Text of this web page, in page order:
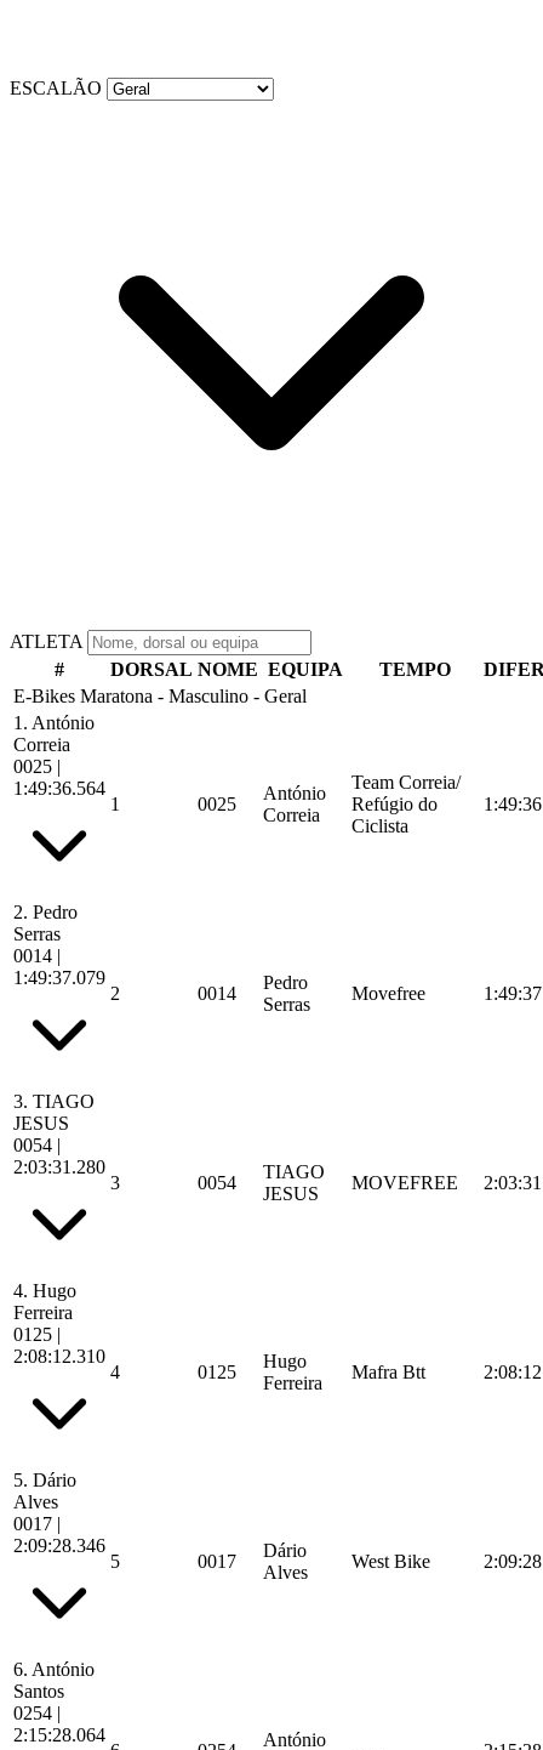
ESCALÃO
ATLETA
#
DORSAL NOME EQUIPA TEMPO
E-Bikes Maratona - Masculino - Geral
1. António
Correia
0025 |
1:49:36.564
1 0025
António
Correia
Team Correia/
Refúgio do
Ciclista
2. Pedro
Serras
0014 |
1:49:37.079
2 0014
Pedro
Serras
Movefree
3. TIAGO
JESUS
0054 |
2:03:31.280
3 0054
TIAGO
JESUS
MOVEFREE
4. Hugo
Ferreira
0125 |
2:08:12.310
4 0125
Hugo
Ferreira
Mafra Btt
5. Dário
Alves
0017 |
2:09:28.346
5 0017
Dário
Alves
West Bike
6. António
Santos
0254 |
2:15:28.064
António